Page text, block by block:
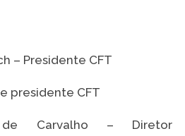
– Presidente CFT
presidente CFT
de Carvalho – Diretor